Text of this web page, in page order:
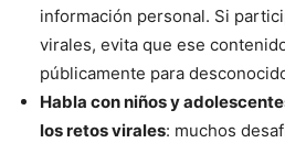
información personal. Si
virales, evita que ese
públicamente para
Habla con niños y
los retos virales: muchos